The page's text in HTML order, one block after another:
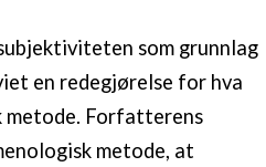
som grunnlag
en redegjørelse for hva
metode. Forfatterens
metode, at